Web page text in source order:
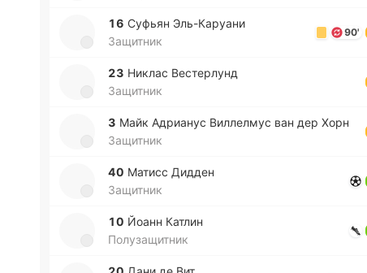
16 Суфьян Эль-Ка­руа­ни
Защитник
90'
23 Никлас Ве­сте­рлунд
Защитник
3 Майк Адриа­нус Ви­лле­лмус ван дер Хорн
Защитник
40 Матисс Дидден
Защитник
10 Йоанн Катлин
Полузащитник